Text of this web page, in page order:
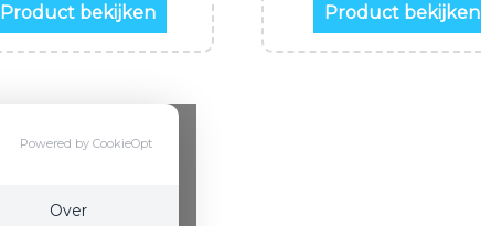
Product bekijken Product bekijken
Powered by CookieOpt
Over